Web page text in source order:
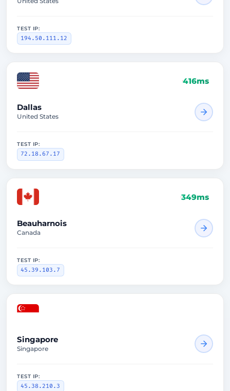
TEST IP:
194.50.111.12
416ms
Dallas
United States
TEST IP:
72.18.67.17
349ms
Beauharnois
Canada
TEST IP:
45.39.103.7
Singapore
Singapore
TEST IP:
45.38.210.3